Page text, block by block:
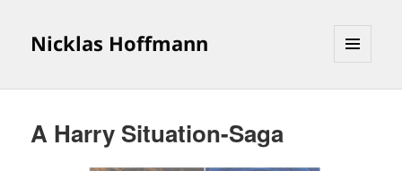
Nicklas Hoffmann
A Harry Situation-Saga